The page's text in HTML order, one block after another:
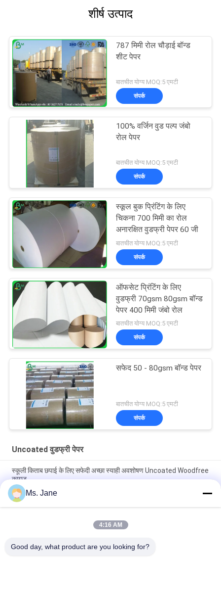
शीर्ष उत्पाद
787 मिमी रोल चौड़ाई बॉन्ड
शीट पेपर
बातचीत योग्य MOQ:5 एमटी
संपर्क
100% वर्जिन वुड पल्प जंबो
रोल पेपर
बातचीत योग्य MOQ:5 एमटी
संपर्क
स्कूल बुक प्रिंटिंग के लिए
चिकना 700 मिमी का रोल
अनारक्षित वुडफ्री पेपर 60 जी
बातचीत योग्य MOQ:5 एमटी
संपर्क
ऑफसेट प्रिंटिंग के लिए
वुडफ्री 70gsm 80gsm बॉन्ड
पेपर 400 मिमी जंबो रोल
बातचीत योग्य MOQ:5 एमटी
संपर्क
सफेद 50 - 80gsm बॉन्ड पेपर
बातचीत योग्य MOQ:5 एमटी
संपर्क
Uncoated वुडफ्री पेपर
स्कूली किताब छपाई के लिए सफेदी अच्छा स्याही अवशोषण Uncoated Woodfree
कागज
सीबी सीएफबी सीएफ 9.5 '' एक्स 11 '' थर्मल प्रिंटर्स क्लियर इमेज के लिए कार्बनलेस
पेपर एनसीआर पेपर
विज्ञापन आंसू प्रतिरोध के लिए बायोडिग्रेडेबल 160um 200um सिंथेटिक स्टोन
Ms. Jane
4:16 AM
Good day, what product are you looking for?